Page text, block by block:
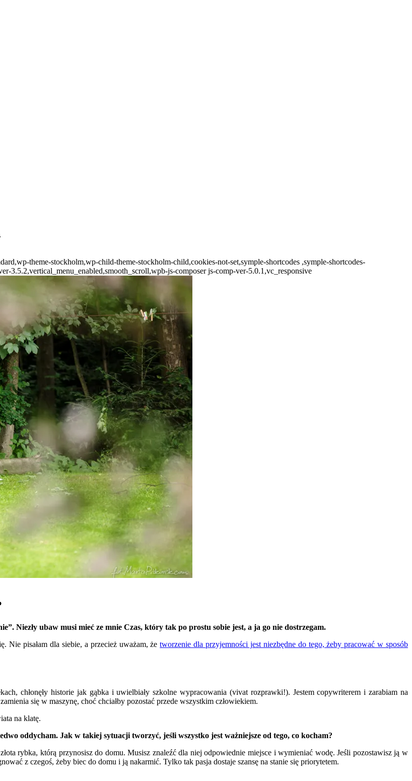
theme-stockholm,wp-child-theme-stockholm-child,cookies-not-set,symple-shortcodes ,symple-shortcodes-
3.5.2,vertical_menu_enabled,smooth_scroll,wpb-js-composer js-comp-ver-5.0.1,vc_responsive
Niezły ubaw musi mieć ze mnie Czas, który tak po prostu sobie jest, a ja go nie dostrzegam.
Nie pisałam dla siebie, a przecież uważam, żetworzenie dla przyjemności jest niezbędne do tego, żeby pracować w sposób
chłonęły historie jak gąbka i uwielbiały szkolne wypracowania (vivat rozprawki!). Jestem copywriterem i zarabiam na
się w maszynę, choć chciałby pozostać przede wszystkim człowiekiem.
na klatę.
oddycham. Jak w takiej sytuacji tworzyć, jeśli wszystko jest ważniejsze od tego, co kocham?
rybka, którą przynosisz do domu. Musisz znaleźć dla niej odpowiednie miejsce i wymieniać wodę. Jeśli pozostawisz ją w
z czegoś, żeby biec do domu i ją nakarmić. Tylko tak pasja dostaje szansę na stanie się priorytetem.